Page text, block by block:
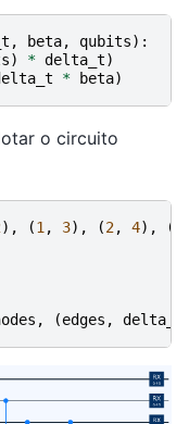
, beta, qubits):
) * delta_t)
* beta)
o circuito
), (1 , 3), (2, 4), (
, (edges , delta_t